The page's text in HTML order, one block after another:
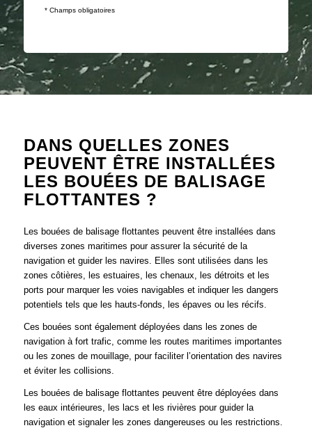
* Champs obligatoires
DANS QUELLES ZONES
PEUVENT ÊTRE INSTALLÉES
LES BOUÉES DE BALISAGE
FLOTTANTES ?
Les bouées de balisage flottantes peuvent être installées dans
diverses zones maritimes pour assurer la sécurité de la
navigation et guider les navires. Elles sont utilisées dans les
zones côtières, les estuaires, les chenaux, les détroits et les
ports pour marquer les voies navigables et indiquer les dangers
potentiels tels que les hauts-fonds, les épaves ou les récifs.
Ces bouées sont également déployées dans les zones de
navigation à fort trafic, comme les routes maritimes importantes
ou les zones de mouillage, pour faciliter l’orientation des navires
et éviter les collisions.
Les bouées de balisage flottantes peuvent être déployées dans
les eaux intérieures, les lacs et les rivières pour guider la
navigation et signaler les zones dangereuses ou les restrictions.